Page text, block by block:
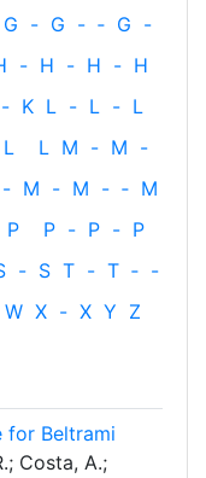
G - G - ‐ G -
- H - H - H
- K L - L - L
L L M - M -
- M - M - ‐ M
P P - P - P
- S T - T ‐ -
W X - X Y Z
for Beltrami
Costa, A.;